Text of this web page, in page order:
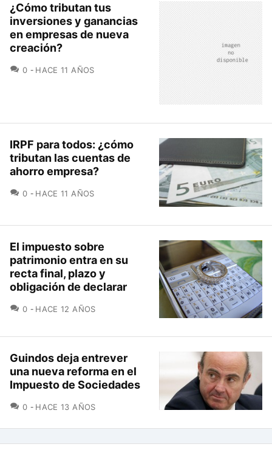
¿Cómo tributan tus
inversiones y ganancias
en empresas de nueva
creación?
0 COMENTARIOS
HACE 11 AÑOS
IRPF para todos: ¿cómo
tributan las cuentas de
ahorro empresa?
0 COMENTARIOS
HACE 11 AÑOS
El impuesto sobre
patrimonio entra en su
recta final, plazo y
obligación de declarar
0 COMENTARIOS
HACE 12 AÑOS
Guindos deja entrever
una nueva reforma en el
Impuesto de Sociedades
0 COMENTARIOS
HACE 13 AÑOS